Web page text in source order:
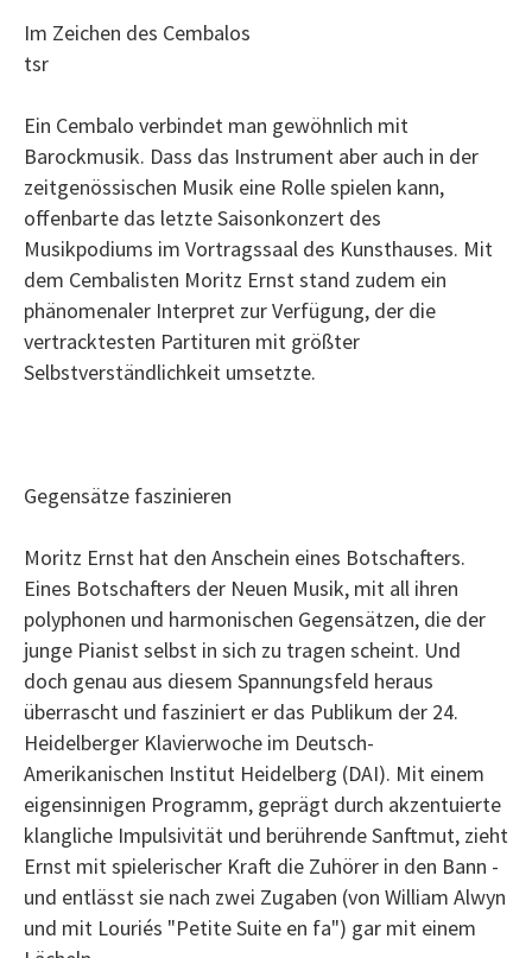
Im Zeichen des Cembalos
tsr
Ein Cembalo verbindet man gewöhnlich mit
Barockmusik. Dass das Instrument aber auch in der
zeitgenössischen Musik eine Rolle spielen kann,
offenbarte das letzte Saisonkonzert des
Musikpodiums im Vortragssaal des Kunsthauses. Mit
dem Cembalisten Moritz Ernst stand zudem ein
phänomenaler Interpret zur Verfügung, der die
vertracktesten Partituren mit größter
Selbstverständlichkeit umsetzte.
Gegensätze faszinieren
Moritz Ernst hat den Anschein eines Botschafters.
Eines Botschafters der Neuen Musik, mit all ihren
polyphonen und harmonischen Gegensätzen, die der
junge Pianist selbst in sich zu tragen scheint. Und
doch genau aus diesem Spannungsfeld heraus
überrascht und fasziniert er das Publikum der 24.
Heidelberger Klavierwoche im Deutsch-
Amerikanischen Institut Heidelberg (DAI). Mit einem
eigensinnigen Programm, geprägt durch akzentuierte
klangliche Impulsivität und berührende Sanftmut, zieht
Ernst mit spielerischer Kraft die Zuhörer in den Bann -
und entlässt sie nach zwei Zugaben (von William Alwyn
und mit Louriés "Petite Suite en fa") gar mit einem